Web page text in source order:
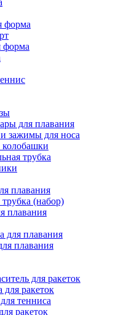
форма
форма
для плавания
зажимы для носа
трубка
плавания
(набор)
плавания
для плавания
плавания
для ракеток
для ракеток
тенниса
ракеток